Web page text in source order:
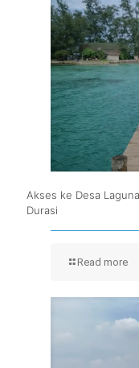
Akses ke Desa
Durasi
Read more